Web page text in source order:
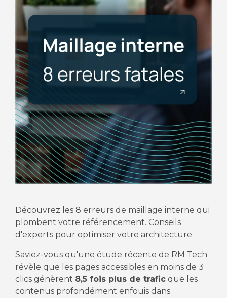
Découvrez les 8 erreurs de maillage interne qui
plombent votre référencement. Conseils
d'experts pour optimiser votre architecture
Saviez-vous qu'une étude récente de RM Tech
révèle que les pages accessibles en moins de 3
clics génèrent 8,5 fois plus de traficque les
contenus profondément enfouis dans